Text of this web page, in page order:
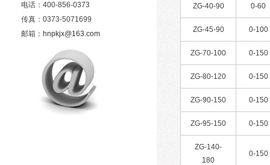
电话：400-856-0373
传真：0373-5071699
邮箱： hnpkjx@163.com
ZG-40-90 0-60
ZG-45-90 0-100
ZG-70-100 0-150
ZG-80-120 0-150
ZG-90-150 0-150
ZG-95-150 0-150
ZG-140-
180
0-150